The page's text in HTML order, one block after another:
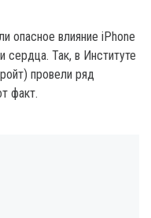
опасное влияние iPhone
Так, в Институте
провели ряд
факт.